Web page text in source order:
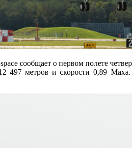
сообщает о первом полете
497 метров и скорости 0,89 Маха.